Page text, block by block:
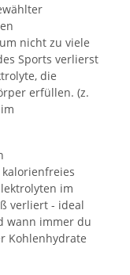
nicht zu viele
Sports verlierst
die
erfüllen. (z.
im
verliert - ideal
wann immer du
Kohlenhydrate